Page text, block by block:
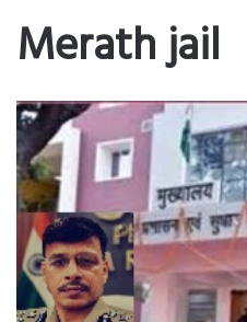
Merath jail